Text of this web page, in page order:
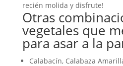
recién molida y disfrute!
Otras
vegetales que
para asar a la
Calabacín, Calabaza